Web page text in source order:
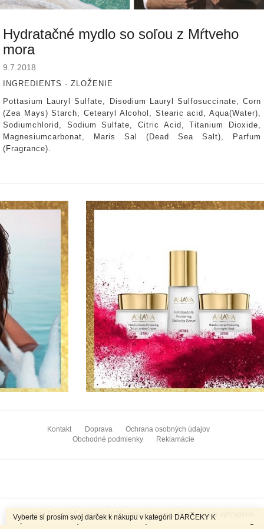
Vyberte si prosím svoj darček k nákupu v kategórii DARČEKY K
Hydratačné mydlo so soľou z Mŕtveho
mora
9.7.2018
INGREDIENTS - ZLOŽENIE
Pottasium Lauryl Sulfate, Disodium Lauryl Sulfosuccinate, Corn
(Zea Mays) Starch, Cetearyl Alcohol, Stearic acid, Aqua(Water),
Sodiumchlorid, Sodium Sulfate, Citric Acid, Titanium Dioxide,
Magnesiumcarbonat, Maris Sal (Dead Sea Salt), Parfum
(Fragrance).
Kontakt Doprava
Ochrana osobných údajov
Obchodné podmienky
Reklamácie
Vytvoril Shoptet Copyright 2026www.ahava.sk . Všetky práva vyhradené.